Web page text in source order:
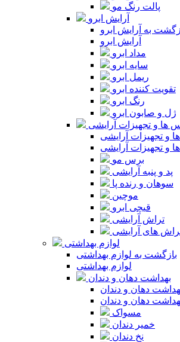
پالت رنگ مو
آرایش ابرو
به آرایش ابرو
آرایش ابرو
مداد ابرو
سایه ابرو
ریمل ابرو
تقویت کننده ابرو
رنگ ابرو
ژل و صابون ابرو
ها و تجهیزات آرایشی
و تجهیزات آرایشی
و تجهیزات آرایشی
برس مو
پد و پنبه آرایشی
سوهان و رنده پا
موچین
قیچی ابرو
تراش آرایشی
های آرایشی
لوازم بهداشتی
بازگشت به لوازم بهداشتی
لوازم بهداشتی
بهداشت دهان و دندان
دهان و دندان
دهان و دندان
مسواک
خمیر دندان
نخ دندان